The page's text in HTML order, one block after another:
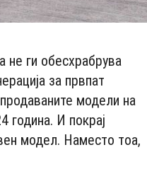
не ги обесхрабрува
за првпат
модели на
година. И покрај
модел. Наместо тоа,